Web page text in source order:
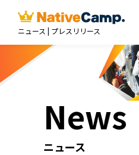
ニュース | プレスリリース
News
ニュース